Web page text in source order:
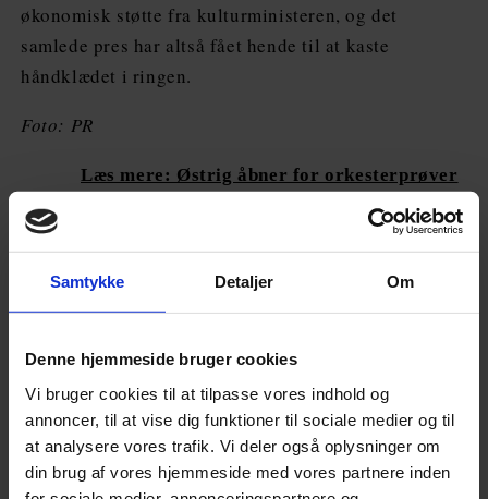
Samtykke Detaljer Om
Denne hjemmeside bruger cookies
Vi bruger cookies til at tilpasse vores indhold og
annoncer, til at vise dig funktioner til sociale medier og til
at analysere vores trafik. Vi deler også oplysninger om
din brug af vores hjemmeside med vores partnere inden
økonomisk støtte fra kulturministeren, og det
samlede pres har altså fået hende til at kaste
håndklædet i ringen.
Foto: PR
Læs mere: Østrig åbner for orkesterprøver
Annonce
FLERE NYHEDER